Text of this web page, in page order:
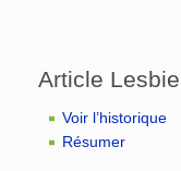
Article
Voir l’historique
Résumer